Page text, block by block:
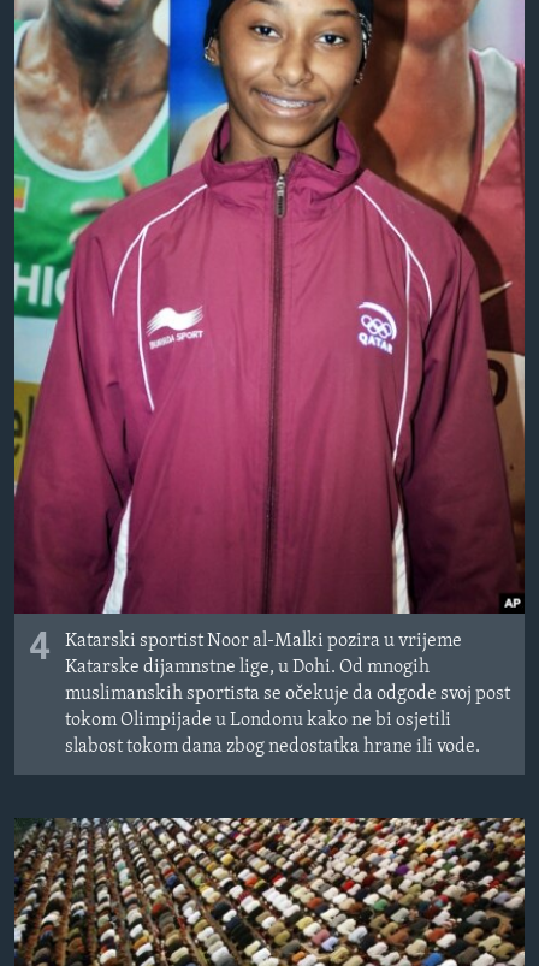
4
Katarski sportist Noor al-Malki pozira u vrijeme
Katarske dijamnstne lige, u Dohi. Od mnogih
muslimanskih sportista se očekuje da odgode svoj post
tokom Olimpijade u Londonu kako ne bi osjetili
slabost tokom dana zbog nedostatka hrane ili vode.